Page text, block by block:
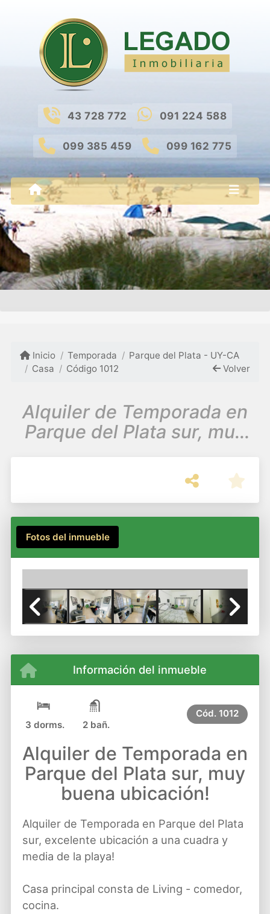
43 728 772 091 224 588
099 385 459 099 162 775
Inicio Temporada
Parque del Plata - UY-CA
Casa
Código 1012 Volver
Alquiler de Temporada en
Parque del Plata sur, muy
Fotos del inmueble
Previous Next
Información del inmueble
3 dorms. 2 bañ.
Cód. 1012
Alquiler de Temporada en
Parque del Plata sur, muy
buena ubicación!
Alquiler de Temporada en Parque del Plata
sur, excelente ubicación a una cuadra y
media de la playa!
Casa principal consta de Living - comedor,
cocina.